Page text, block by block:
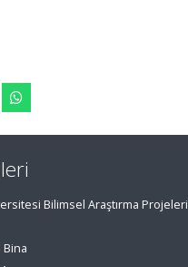
Bilimsel Araştırma